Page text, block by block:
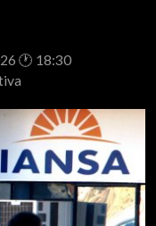
🕐 18:30